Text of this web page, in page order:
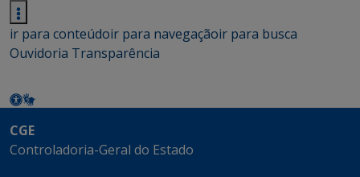
ir para conteúdoir para navegaçãoir para busca
Ouvidoria Transparência
CGE
Controladoria-Geral do Estado